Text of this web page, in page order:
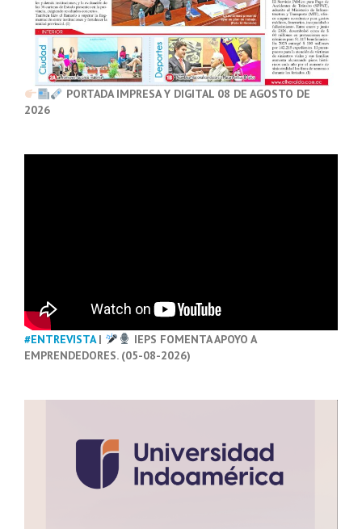
PORTADA IMPRESA Y DIGITAL 08 DE AGOSTO DE
2026
#ENTREVISTA|
IEPS FOMENTA APOYO A
EMPRENDEDORES. (05-08-2026)